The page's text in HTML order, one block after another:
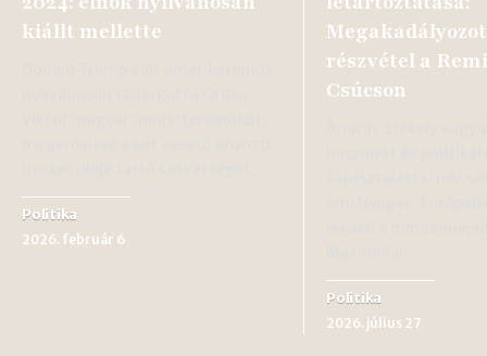
kiállt mellette
Politika
2026. február 6
részvétel a
Csúcson
Politika
2026. július 27